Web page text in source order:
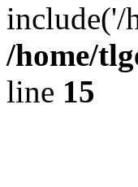
include('/
/home/
line 15